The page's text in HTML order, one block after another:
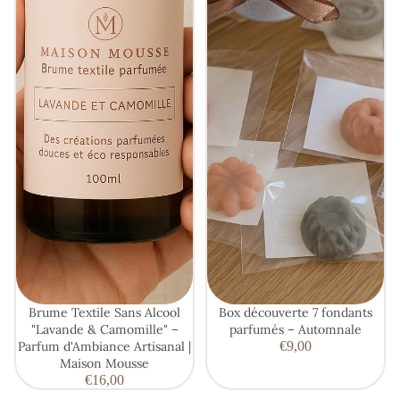
Brume Textile Sans Alcool
"Lavande & Camomille" –
Parfum d'Ambiance Artisanal |
Maison Mousse
€16,00
Box découverte 7 fondants
parfumés – Automnale
€9,00